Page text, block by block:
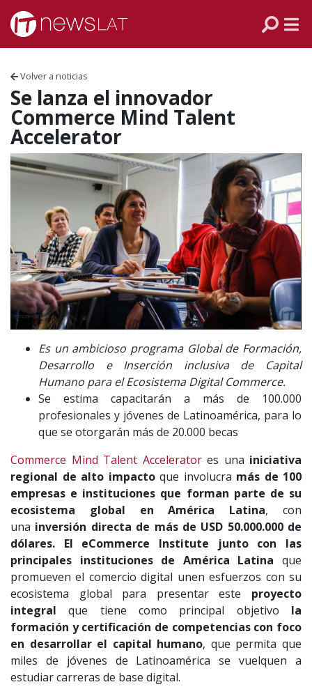
Skip to content
Volver a noticias
Se lanza el innovador
Commerce Mind Talent
Accelerator
Es un ambicioso programa Global de Formación,
Desarrollo e Inserción inclusiva de Capital
Humano para el Ecosistema Digital Commerce.
Se estima capacitarán a más de 100.000
profesionales y jóvenes de Latinoamérica, para lo
que se otorgarán más de 20.000 becas
Commerce Mind Talent Acceleratores una iniciativa
regional de alto impactoque involucra más de 100
empresas e instituciones que forman parte de su
ecosistema global en América Latina, con
una inversión directa de más de USD 50.000.000 de
dólares. El eCommerce Institute junto con las
principales instituciones de América Latina que
promueven el comercio digital unen esfuerzos con su
ecosistema global para presentar este proyecto
integral que tiene como principal objetivo la
formación y certificación de competencias con foco
en desarrollar el capital humano, que permita que
miles de jóvenes de Latinoamérica se vuelquen a
estudiar carreras de base digital.
VENEZUELA
ECUADOR
PERÚ
CHILE
ARGENTINA
MÉXICO